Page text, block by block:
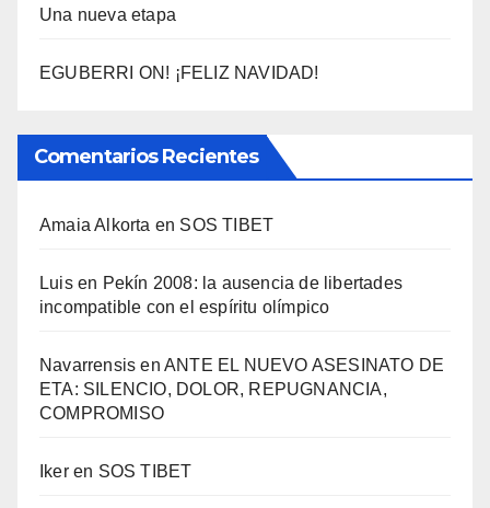
Una nueva etapa
EGUBERRI ON! ¡FELIZ NAVIDAD!
Comentarios Recientes
Amaia Alkorta en SOS TIBET
Luisen Pekí­n 2008: la ausencia de libertades
incompatible con el espí­ritu olí­mpico
Navarrensis enANTE EL NUEVO ASESINATO DE
ETA: SILENCIO, DOLOR, REPUGNANCIA,
COMPROMISO
Ikeren SOS TIBET